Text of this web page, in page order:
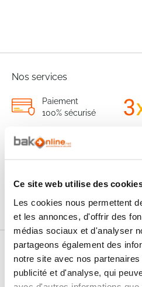
Ce site web utilise des
Les cookies nous permettent
et les annonces, d'offrir des
médias sociaux et d'analyser
partageons également des
notre site avec nos
publicité et d'analyse, qui
Nos services
Paiement
100% sécurisé
Livraison
Garanties
Nos conseils
FAQ